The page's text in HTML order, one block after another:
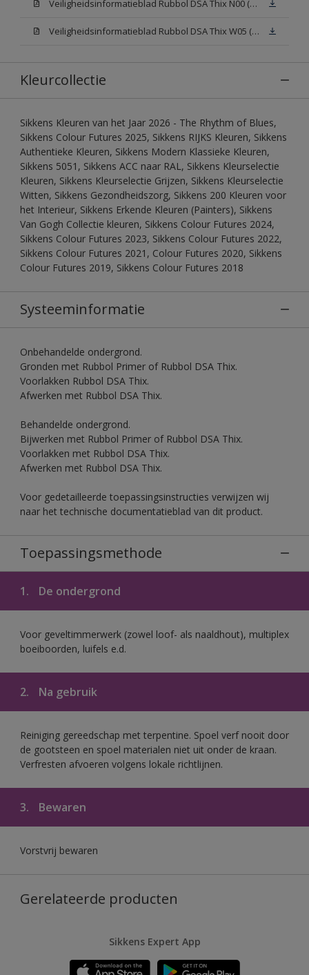
Veiligheidsinformatieblad Rubbol DSA Thix N00 (MSDS)
Veiligheidsinformatieblad Rubbol DSA Thix W05 (MSDS)
Kleurcollectie
Sikkens Kleuren van het Jaar 2026 - The Rhythm of Blues,
Sikkens Colour Futures 2025, Sikkens RIJKS Kleuren, Sikkens
Authentieke Kleuren, Sikkens Modern Klassieke Kleuren,
Sikkens 5051, Sikkens ACC naar RAL, Sikkens Kleurselectie
Kleuren, Sikkens Kleurselectie Grijzen, Sikkens Kleurselectie
Witten, Sikkens Gezondheidszorg, Sikkens 200 Kleuren voor
het Interieur, Sikkens Erkende Kleuren (Painters), Sikkens
Van Gogh Collectie kleuren, Sikkens Colour Futures 2024,
Sikkens Colour Futures 2023, Sikkens Colour Futures 2022,
Sikkens Colour Futures 2021, Colour Futures 2020, Sikkens
Colour Futures 2019, Sikkens Colour Futures 2018
Systeeminformatie
Onbehandelde ondergrond.
Gronden met Rubbol Primer of Rubbol DSA Thix.
Voorlakken Rubbol DSA Thix.
Afwerken met Rubbol DSA Thix.
Behandelde ondergrond.
Bijwerken met Rubbol Primer of Rubbol DSA Thix.
Voorlakken met Rubbol DSA Thix.
Afwerken met Rubbol DSA Thix.
Voor gedetailleerde toepassingsinstructies verwijzen wij
naar het technische documentatieblad van dit product.
Toepassingsmethode
1. De ondergrond
Voor geveltimmerwerk (zowel loof- als naaldhout), multiplex
boeiboorden, luifels e.d.
2. Na gebruik
Reiniging gereedschap met terpentine. Spoel verf nooit door
de gootsteen en spoel materialen niet uit onder de kraan.
Verfresten afvoeren volgens lokale richtlijnen.
3. Bewaren
Vorstvrij bewaren
Gerelateerde producten
Sikkens Expert App